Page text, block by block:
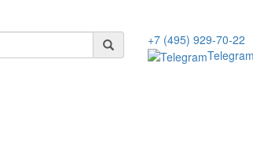
+7 (495) 929-70-22
Telegram